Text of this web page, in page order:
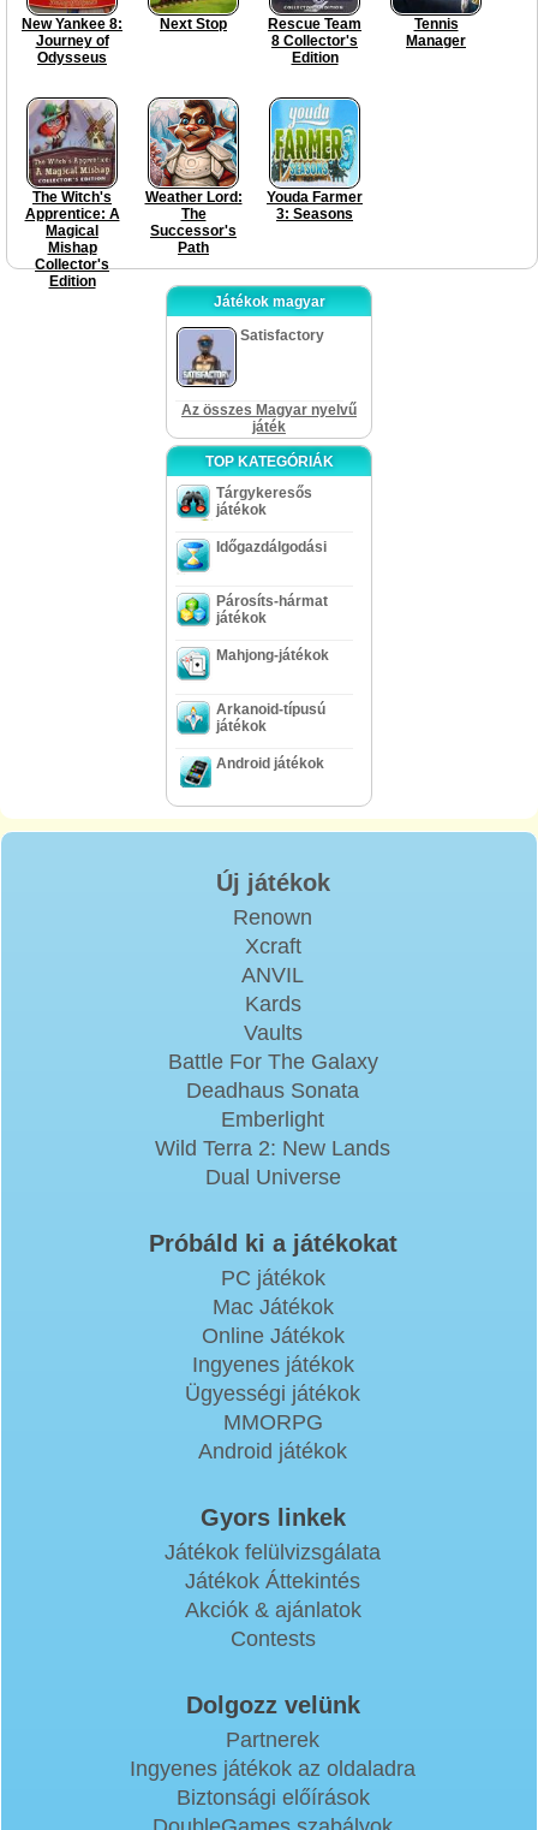
New Yankee 8:
Journey of
Odysseus
Next Stop
Rescue Team
8 Collector's
Edition
Tennis
Manager
The Witch's
Apprentice: A
Magical
Mishap
Collector's
Edition
Weather Lord:
The
Successor's
Path
Youda Farmer
3: Seasons
Játékok magyar
Satisfactory
Az összes Magyar nyelvű
játék
TOP KATEGÓRIÁK
Tárgykeresős
játékok
Időgazdálgodási
Párosíts-hármat
játékok
Mahjong-játékok
Arkanoid-típusú
játékok
Android játékok
Új játékok
Renown
Xcraft
ANVIL
Kards
Vaults
Battle For The Galaxy
Deadhaus Sonata
Emberlight
Wild Terra 2: New Lands
Dual Universe
Próbáld ki a játékokat
PC játékok
Mac Játékok
Online Játékok
Ingyenes játékok
Ügyességi játékok
MMORPG
Android játékok
Gyors linkek
Játékok felülvizsgálata
Játékok Áttekintés
Akciók & ajánlatok
Contests
Dolgozz velünk
Partnerek
Ingyenes játékok az oldaladra
Biztonsági előírások